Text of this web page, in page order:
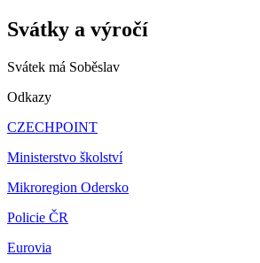
Svátky a výročí
Svátek má Soběslav
Odkazy
CZECHPOINT
Ministerstvo školství
Mikroregion Odersko
Policie ČR
Eurovia